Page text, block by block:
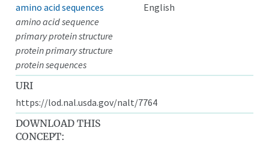
amino acid sequences
English
amino acid sequence
primary protein structure
protein primary structure
protein sequences
URI
https://lod.nal.usda.gov/nalt/7764
DOWNLOAD THIS
CONCEPT: